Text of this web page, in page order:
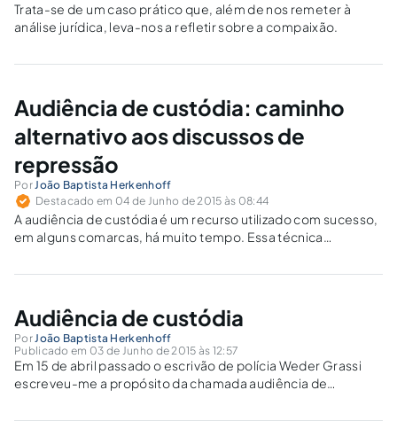
Trata-se de um caso prático que, além de nos remeter à
análise jurídica, leva-nos a refletir sobre a compaixão.
Audiência de custódia: caminho
alternativo aos discussos de
repressão
PorJoão Baptista Herkenhoff
Destacado em 04 de Junho de 2015 às 08:44
A audiência de custódia é um recurso utilizado com sucesso,
em alguns comarcas, há muito tempo. Essa técnica
voga. Qual a saída mais adequada?
Audiência de custódia
PorJoão Baptista Herkenhoff
Publicado em 03 de Junho de 2015 às 12:57
Em 15 de abril passado o escrivão de polícia Weder Grassi
escreveu-me a propósito da chamada audiência de
disse que fui o precursor desta ideia. Isto porque determinei